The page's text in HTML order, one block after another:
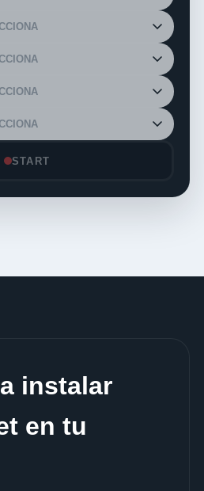
START
instalar
en tu